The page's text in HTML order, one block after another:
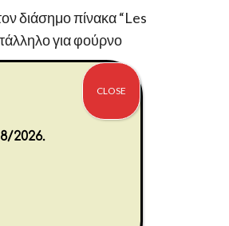
διάσημο πίνακα “Les
για φούρνο
2026.
CLOSE